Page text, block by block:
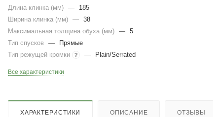
Длина клинка (мм) —
185
Ширина клинка (мм) — 38
Максимальная толщина обуха (мм) — 5
Тип спусков
—
Прямые
Тип режущей кромки
? — Plain/Serrated
Все характеристики
ХАРАКТЕРИСТИКИ ОПИСАНИЕ ОТЗЫВЫ